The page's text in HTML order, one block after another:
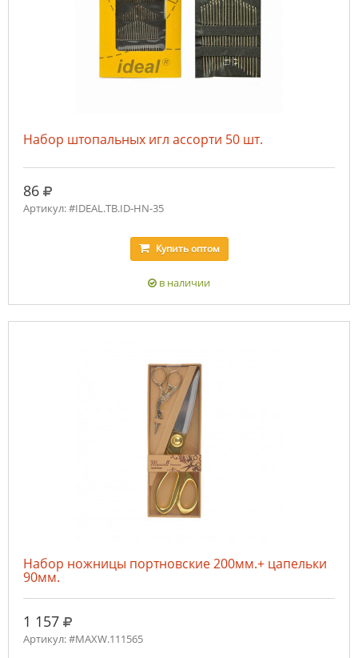
Набор штопальных игл ассорти 50 шт.
86 руб.
Артикул: #IDEAL.ТВ.ID-HN-35
Купитьоптом
в наличии
Набор ножницы портновские 200мм.+ цапельки
90мм.
1 157 руб.
Артикул: #MAXW.111565